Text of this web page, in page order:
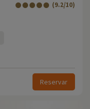
(9.2/10)
Reservar